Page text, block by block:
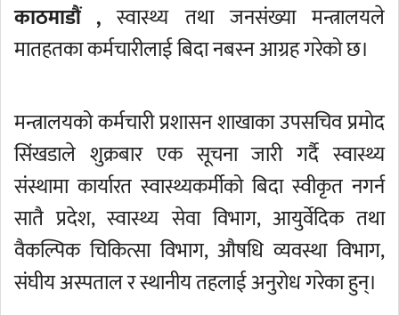
काठमाडौं , स्वास्थ्य तथा जनसंख्या मन्त्रालयले
मातहतका कर्मचारीलाई बिदा नबस्न आग्रह गरेको छ।
मन्त्रालयको कर्मचारी प्रशासन शाखाका उपसचिव प्रमोद
सिंखडाले शुक्रबार एक सूचना जारी गर्दै स्वास्थ्य
संस्थामा कार्यारत स्वास्थ्यकर्मीको बिदा स्वीकृत नगर्न
सातै प्रदेश, स्वास्थ्य सेवा विभाग, आयुर्वेदिक तथा
वैकल्पिक चिकित्सा विभाग, औषधि व्यवस्था विभाग,
संघीय अस्पताल र स्थानीय तहलाई अनुरोध गरेका हुन्।